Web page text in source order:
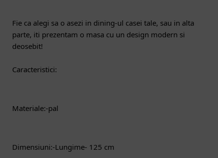
Fie ca alegi sa o asezi in dining-ul casei tale, sau in alta
parte, iti prezentam o masa cu un design modern si
deosebit!
Caracteristici:
Materiale:-pal
Dimensiuni:-Lungime- 125 cm